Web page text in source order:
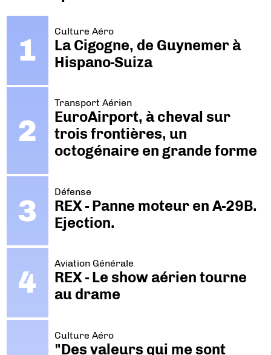
Culture Aéro
La Cigogne, de Guynemer à
Hispano-Suiza
Transport Aérien
EuroAirport, à cheval sur
trois frontières, un
octogénaire en grande forme
Défense
REX - Panne moteur en A-29B.
Ejection.
Aviation Générale
REX - Le show aérien tourne
au drame
Culture Aéro
"Des valeurs qui me sont